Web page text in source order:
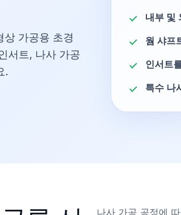
상 가공용 초경
서트, 나사 가공
.
내부 및
웜 샤프
인서트
특수 나
나사 가공 공정에